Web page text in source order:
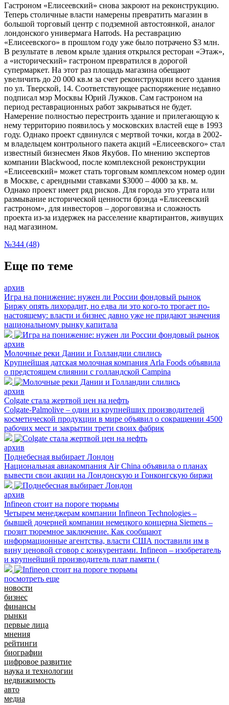
Гастроном «Елисеевский» снова закроют на реконструкцию.
Теперь столичные власти намерены превратить магазин в
большой торговый центр с подземной автостоянкой, аналог
лондонского универмага Harrods. На реставрацию
«Елисеевского» в прошлом году уже было потрачено $3 млн.
В результате в левом крыле здания открылся ресторан «Этаж»,
а «исторический» гастроном превратился в дорогой
супермаркет. На этот раз площадь магазина обещают
увеличить до 20 000 кв.м за счет реконструкции всего здания
по ул. Тверской, 14. Соответствующее распоряжение недавно
подписал мэр Москвы Юрий Лужков. Сам гастроном на
период реставрационных работ закрываться не будет.
Намерение полностью перестроить здание и прилегающую к
нему территорию появилось у московских властей еще в 1993
году. Однако проект сдвинулся с мертвой точки, когда в 2002-
м владельцем контрольного пакета акций «Елисеевского» стал
известный бизнесмен Яков Якубов. По мнению экспертов
компании Blackwood, после комплексной реконструкции
«Елисеевский» может стать торговым комплексом номер один
в Москве, с арендными ставками $3000 – 4000 за кв. м.
Однако проект имеет ряд рисков. Для города это утрата или
размывание исторической ценности брэнда «Елисеевский
гастроном», для инвесторов – дороговизна и сложность
проекта из-за издержек на расселение квартирантов, живущих
над магазином.
№344 (48)
Еще по теме
архив
Игра на понижение: нужен ли России фондовый рынок
Биржу опять лихорадит, но едва ли это кого-то трогает по-
настоящему: власти и бизнес давно уже не придают значения
национальному рынку капитала
архив
Молочные реки Дании и Голландии слились
Крупнейшая датская молочная компания Arla Foods объявила
о предстоящем слиянии с голландской Campina
архив
Colgate стала жертвой цен на нефть
Colgate-Palmolive – один из крупнейших производителей
косметической продукции в мире объявил о сокращении 4500
рабочих мест и закрытии трети своих фабрик
архив
Поднебесная выбирает Лондон
Национальная авиакомпания Air China объявила о планах
вывести свои акции на Лондонскую и Гонконгскую биржи
архив
Infineon стоит на пороге тюрьмы
Четырем менеджерам компании Infineon Technologies –
бывшей дочерней компании немецкого концерна Siemens –
грозит тюремное заключение. Как сообщают
информационные агентства, власти США поставили им в
вину ценовой сговор с конкурентами. Infineon – изобретатель
и крупнейший производитель плат памяти (
посмотреть еще
новости
бизнес
финансы
рынки
первые лица
мнения
рейтинги
биографии
цифровое развитие
наука и технологии
недвижимость
авто
медиа